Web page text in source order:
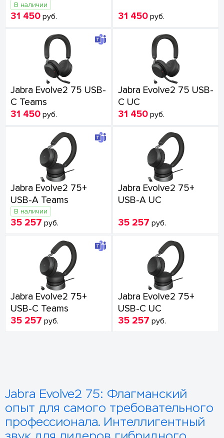
В наличии
31 450 руб.
31 450 руб.
Jabra Evolve2 75 USB-
C Teams
31 450 руб.
Jabra Evolve2 75 USB-
C UC
31 450 руб.
Jabra Evolve2 75+
USB-A Teams
В наличии
35 257 руб.
Jabra Evolve2 75+
USB-A UC
35 257 руб.
Jabra Evolve2 75+
USB-C Teams
35 257 руб.
Jabra Evolve2 75+
USB-C UC
35 257 руб.
Jabra Evolve2 75: Флагманский
опыт для самого требовательного
профессионала. Интеллигентный